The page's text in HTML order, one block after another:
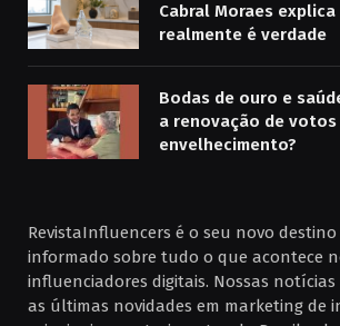
Cabral Moraes
realmente é verdade
Bodas de ouro e
a renovação de
envelhecimento?
RevistaInfluencers é o seu novo
informado sobre tudo o que acontece
influenciadores digitais. Nossas notícias
as últimas novidades em marketing de